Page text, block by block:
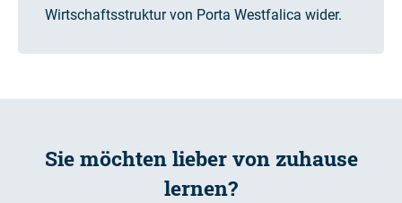
Wirtschaftsstruktur von Porta Westfalica wider.
Sie möchten lieber von zuhause
lernen?